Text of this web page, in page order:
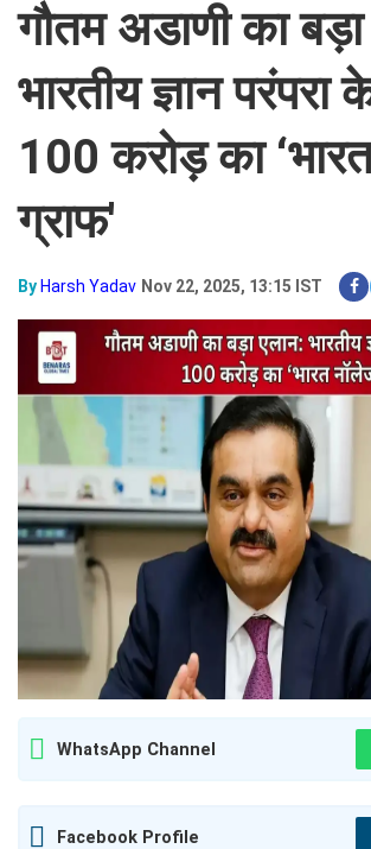
गौतम अडाणी का
भारतीय ज्ञान परंपरा
100 करोड़ का
ग्राफ'
By Harsh Yadav Nov 22, 2025, 13:15 IST
WhatsApp Channel
Facebook Profile